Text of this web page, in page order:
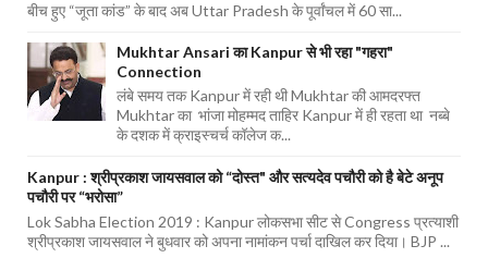
बीच हुए “जूता कांड” के बाद अब Uttar Pradesh के पूर्वांचल में 60 सा...
Mukhtar Ansari का Kanpur से भी रहा "गहरा"
Connection
लंबे समय तक Kanpur में रही थी Mukhtar की आमदरफ्त
Mukhtar का भांजा मोहम्मद ताहिर Kanpur में ही रहता था नब्बे
के दशक में क्राइस्चर्च कॉलेज क...
Kanpur : श्रीप्रकाश जायसवाल को “दोस्त" और सत्यदेव पचौरी को है बेटे अनूप
पचौरी पर “भरोसा”
Lok Sabha Election 2019 : Kanpur लोकसभा सीट से Congress प्रत्याशी
श्रीप्रकाश जायसवाल ने बुधवार को अपना नामांकन पर्चा दाखिल कर दिया। BJP ...